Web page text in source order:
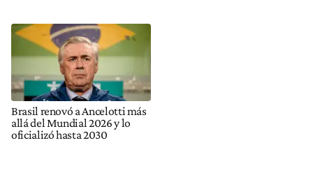
Brasil renovó a Ancelotti más
allá del Mundial 2026 y lo
oficializó hasta 2030